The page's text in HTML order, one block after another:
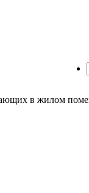
в жилом